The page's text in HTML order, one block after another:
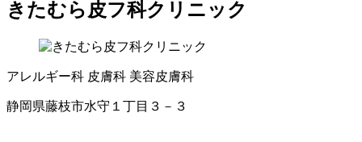
きたむら皮フ科クリニック
アレルギー科 皮膚科 美容皮膚科
静岡県藤枝市水守１丁目３－３